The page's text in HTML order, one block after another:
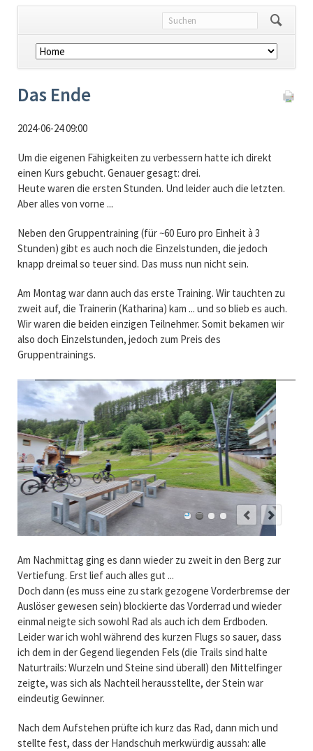
Navigation
überspringen
Das Ende
2024-06-24 09:00
Um die eigenen Fähigkeiten zu verbessern hatte ich direkt
einen Kurs gebucht. Genauer gesagt: drei.
Heute waren die ersten Stunden. Und leider auch die letzten.
Aber alles von vorne ...
Neben den Gruppentraining (für ~60 Euro pro Einheit à 3
Stunden) gibt es auch noch die Einzelstunden, die jedoch
knapp dreimal so teuer sind. Das muss nun nicht sein.
Am Montag war dann auch das erste Training. Wir tauchten zu
zweit auf, die Trainerin (Katharina) kam ... und so blieb es auch.
Wir waren die beiden einzigen Teilnehmer. Somit bekamen wir
also doch Einzelstunden, jedoch zum Preis des
Gruppentrainings.
wieder ging es zum Übungsparcour, die einzige grüne (leicht, leicht) Strecke in Sölden, der Lift links im Bild oberhalb des Hauses bringt einen zum Anfang der Strecke
Am Nachmittag ging es dann wieder zu zweit in den Berg zur
Vertiefung. Erst lief auch alles gut ...
Doch dann (es muss eine zu stark gezogene Vorderbremse der
Auslöser gewesen sein) blockierte das Vorderrad und wieder
einmal neigte sich sowohl Rad als auch ich dem Erdboden.
Leider war ich wohl während des kurzen Flugs so sauer, dass
ich dem in der Gegend liegenden Fels (die Trails sind halte
Naturtrails: Wurzeln und Steine sind überall) den Mittelfinger
zeigte, was sich als Nachteil herausstellte, der Stein war
eindeutig Gewinner.
Nach dem Aufstehen prüfte ich kurz das Rad, dann mich und
stellte fest, dass der Handschuh merkwürdig aussah: alle